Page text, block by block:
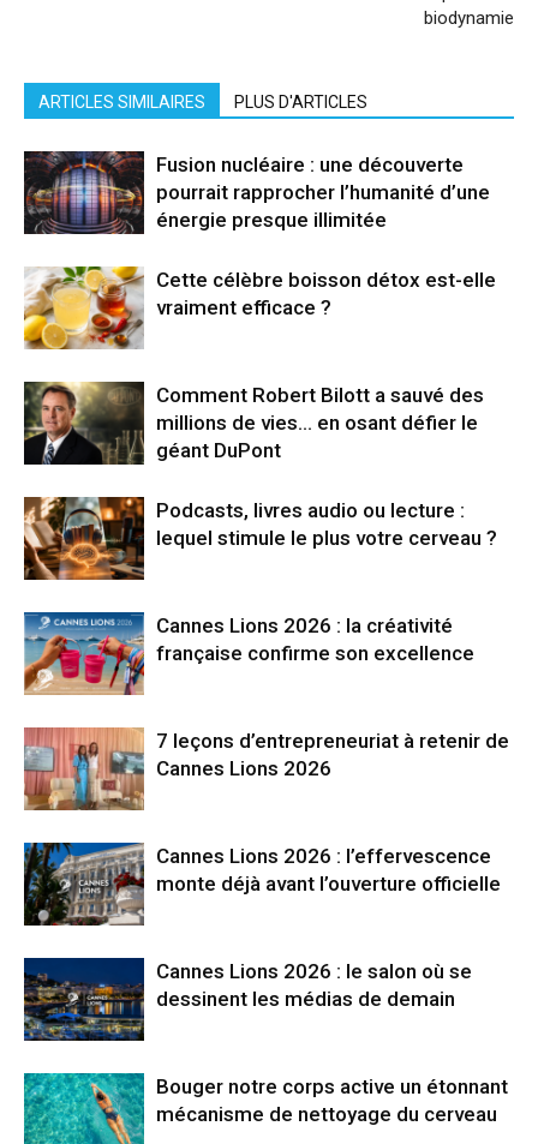
biodynamie
ARTICLES SIMILAIRES PLUS D'ARTICLES
Fusion nucléaire : une découverte
pourrait rapprocher l’humanité d’une
énergie presque illimitée
Cette célèbre boisson détox est-elle
vraiment efficace ?
Comment Robert Bilott a sauvé des
millions de vies… en osant défier le
géant DuPont
Podcasts, livres audio ou lecture :
lequel stimule le plus votre cerveau ?
Cannes Lions 2026 : la créativité
française confirme son excellence
7 leçons d’entrepreneuriat à retenir de
Cannes Lions 2026
Cannes Lions 2026 : l’effervescence
monte déjà avant l’ouverture officielle
Cannes Lions 2026 : le salon où se
dessinent les médias de demain
Bouger notre corps active un étonnant
mécanisme de nettoyage du cerveau